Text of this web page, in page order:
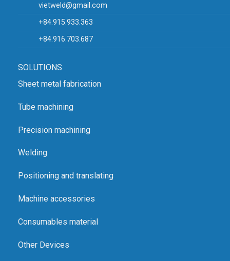
vietweld@gmail.com
+84.915.933.363
+84.916.703.687
SOLUTIONS
Sheet metal fabrication
Tube machining
Precision machining
Welding
Positioning and translating
Machine accessories
Consumables material
Other Devices